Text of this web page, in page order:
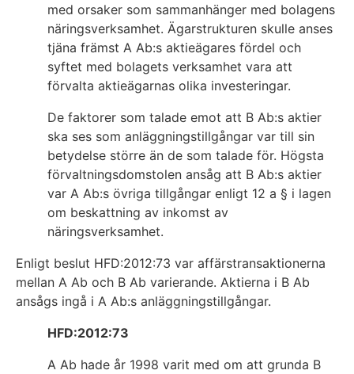
med orsaker som sammanhänger med bolagens
näringsverksamhet. Ägarstrukturen skulle anses
tjäna främst A Ab:s aktieägares fördel och
syftet med bolagets verksamhet vara att
förvalta aktieägarnas olika investeringar.
De faktorer som talade emot att B Ab:s aktier
ska ses som anläggningstillgångar var till sin
betydelse större än de som talade för. Högsta
förvaltningsdomstolen ansåg att B Ab:s aktier
var A Ab:s övriga tillgångar enligt 12 a § i lagen
om beskattning av inkomst av
näringsverksamhet.
Enligt beslut HFD:2012:73 var affärstransaktionerna
mellan A Ab och B Ab varierande. Aktierna i B Ab
ansågs ingå i A Ab:s anläggningstillgångar.
HFD:2012:73
A Ab hade år 1998 varit med om att grunda B